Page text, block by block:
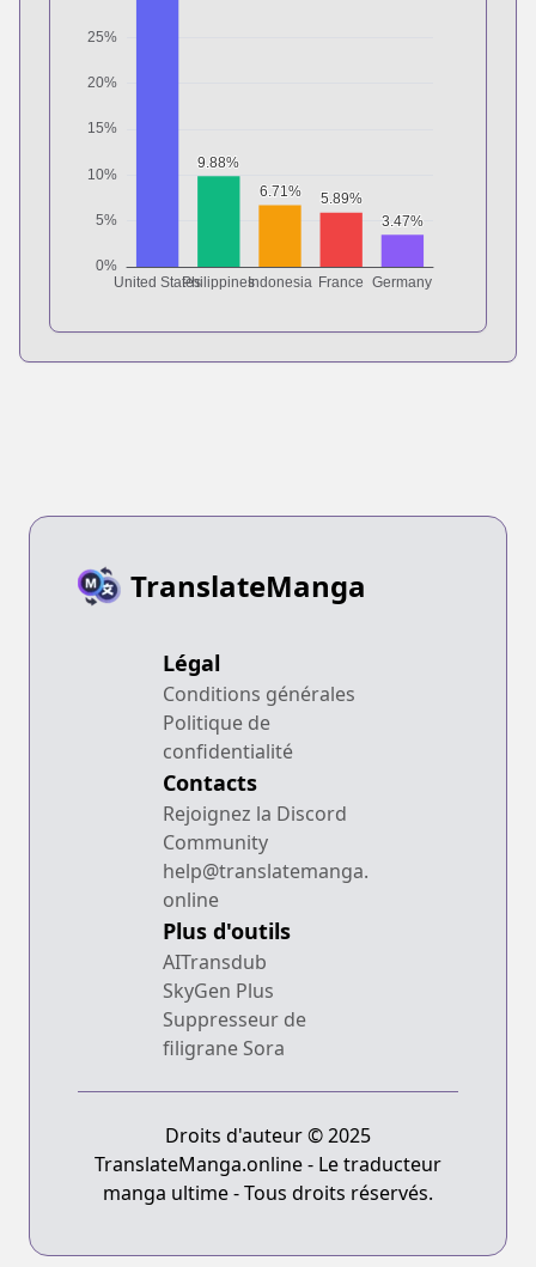
TranslateManga
Légal
Conditions générales
Politique de
confidentialité
Contacts
Rejoignez la Discord
Community
help@translatemanga.
online
Plus d'outils
AITransdub
SkyGen Plus
Suppresseur de
filigrane Sora
Droits d'auteur © 2025
TranslateManga.online - Le traducteur
manga ultime - Tous droits réservés.